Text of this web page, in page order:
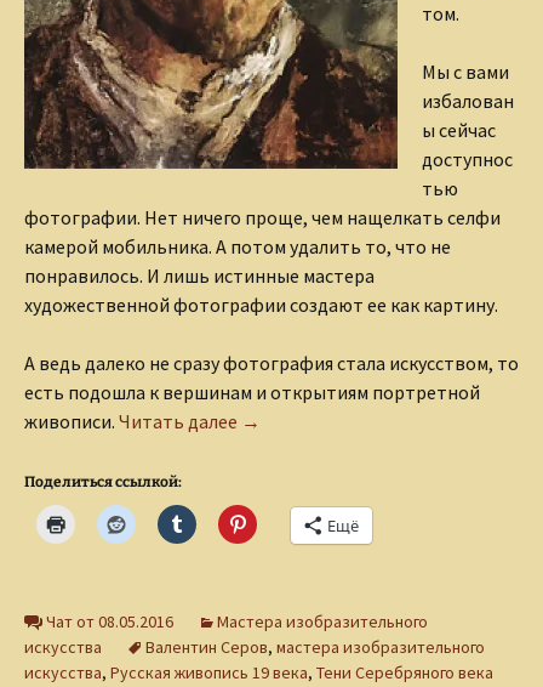
том.
Мы с вами
избалован
ы сейчас
доступнос
тью
фотографии. Нет ничего проще, чем нащелкать селфи
камерой мобильника. А потом удалить то, что не
понравилось. И лишь истинные мастера
художественной фотографии создают ее как картину.
А ведь далеко не сразу фотография стала искусством, то
есть подошла к вершинам и открытиям портретной
живописи. Читать далее Гений Валентина Серова
→
Поделиться ссылкой:
Ещё
Чат от 08.05.2016
Мастера изобразительного
искусства
Валентин Серов, мастера изобразительного
искусства, Русская живопись 19 века, Тени Серебряного века